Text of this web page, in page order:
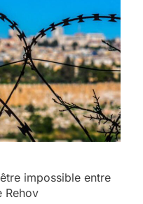
impossible entre
Rehov